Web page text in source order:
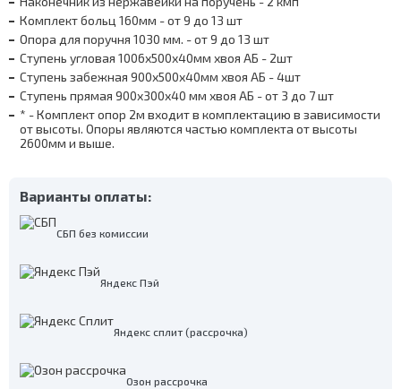
Комплект больц 160мм - от 9 до 13 шт
Опора для поручня 1030 мм. - от 9 до 13 шт
Ступень угловая 1006х500х40мм хвоя АБ - 2шт
Ступень забежная 900х500х40мм хвоя АБ - 4шт
Ступень прямая 900х300х40 мм хвоя АБ - от 3 до 7 шт
* - Комплект опор 2м входит в комплектацию в зависимости
от высоты. Опоры являются частью комплекта от высоты
2600мм и выше.
Варианты оплаты:
СБП без комиссии
Яндекс Пэй
Яндекс сплит (рассрочка)
Озон рассрочка